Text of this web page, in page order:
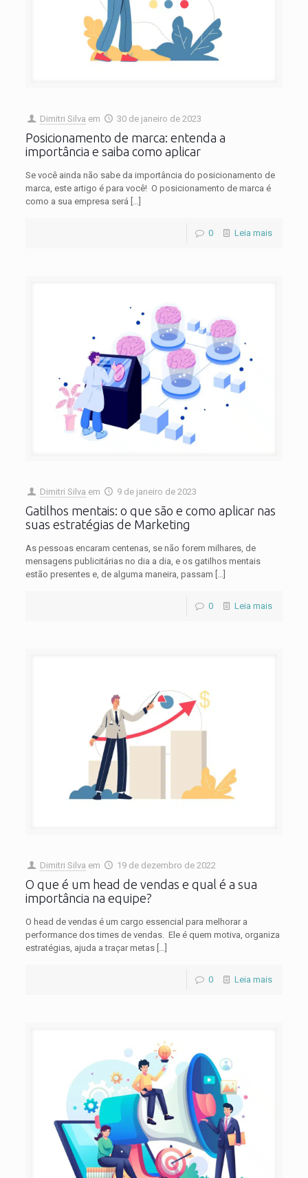
Dimitri Silva em 30 de janeiro de 2023
Posicionamento de marca: entenda a
importância e saiba como aplicar
Se você ainda não sabe da importância do posicionamento de
marca, este artigo é para você! O posicionamento de marca é
como a sua empresa será […]
0 Leia mais
Dimitri Silva em 9 de janeiro de 2023
Gatilhos mentais: o que são e como aplicar nas
suas estratégias de Marketing
As pessoas encaram centenas, se não forem milhares, de
mensagens publicitárias no dia a dia, e os gatilhos mentais
estão presentes e, de alguma maneira, passam […]
0 Leia mais
Dimitri Silva em 19 de dezembro de 2022
O que é um head de vendas e qual é a sua
importância na equipe?
O head de vendas é um cargo essencial para melhorar a
performance dos times de vendas. Ele é quem motiva, organiza
estratégias, ajuda a traçar metas[…]
0 Leia mais